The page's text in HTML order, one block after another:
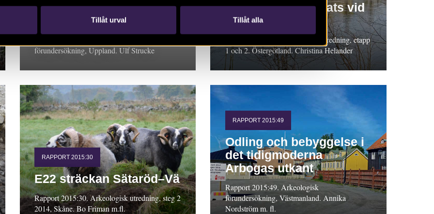
Tillåt urval Tillåt alla
Vid en förmodad
tegelugn i Nora
förundersökning, Uppland. Ulf Strucke
En begravningsplats vid
Dragsgärdet
Rapport 2015:37. Arkeologisk utredning, etapp
1 och 2. Östergötland. Christina Helander
RAPPORT 2015:30
E22 sträckan Sätaröd–Vä
Rapport 2015:30. Arkeologisk utredning, steg 2
2014, Skåne. Bo Friman m.fl.
RAPPORT 2015:49
Odling och bebyggelse i
det tidigmoderna
Arbogas utkant
Rapport 2015:49. Arkeologisk
förundersökning, Västmanland. Annika
Nordström m. fl.